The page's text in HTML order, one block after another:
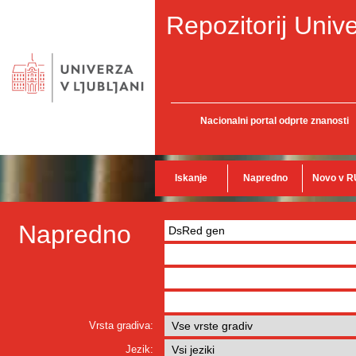
Repozitorij
Nacionalni portal odprte znanosti
Iskanje Napredno Novo v
Napredno
Vrsta gradiva:
Jezik: